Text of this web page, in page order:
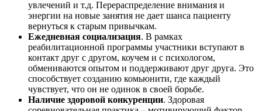
увлечений и т.д. Перераспределение внимания и
энергии на новые занятия не дает шанса пациенту
вернуться к старым привычкам.
Ежедневная социализация. В рамках
реабилитационной программы участники вступают в
контакт друг с другом, коучем и с психологом,
обмениваются опытом и поддерживают друг друга. Это
способствует созданию комьюнити, где каждый
чувствует, что он не одинок в своей борьбе.
Наличие здоровой конкуренции. Здоровая